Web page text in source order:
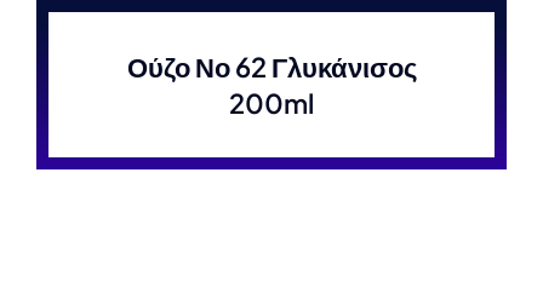
Ούζο Νο 62 Γλυκάνισος
200ml